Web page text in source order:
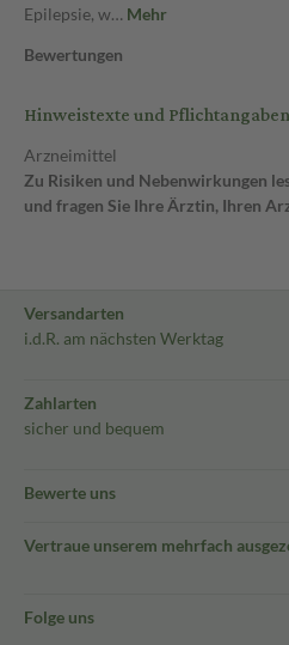
Epilepsie, w… Mehr
Bewertungen
Hinweistexte und Pflichtangaben
Arzneimittel
Zu Risiken und Nebenwirkungen
und fragen Sie Ihre Ärztin, Ihren
Versandarten
i.d.R. am nächsten Werktag
Zahlarten
sicher und bequem
Bewerte uns
Vertraue unserem mehrfach
Folge uns